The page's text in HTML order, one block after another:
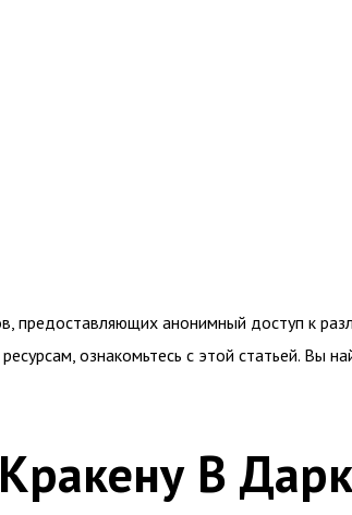
предоставляющих анонимный доступ к
ознакомьтесь с этой статьей. Вы
В